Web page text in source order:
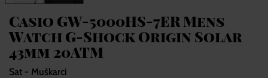
Casio GW-5000HS-7ER Mens
Watch G-Shock Origin Solar
43mm 20ATM
Sat - Muškarci